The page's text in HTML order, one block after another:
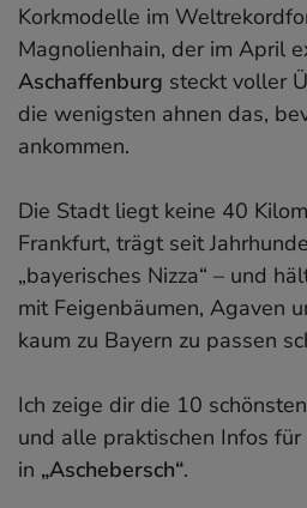
Korkmodelle im
Magnolienhain, der im April
Aschaffenburg steckt voller
die wenigsten ahnen das,
ankommen.
Die Stadt liegt keine 40
Frankfurt, trägt seit
„bayerisches Nizza“ – und
mit Feigenbäumen, Agaven
kaum zu Bayern zu passen
Ich zeige dir die 10
und alle praktischen Infos
in „Aschebersch“.